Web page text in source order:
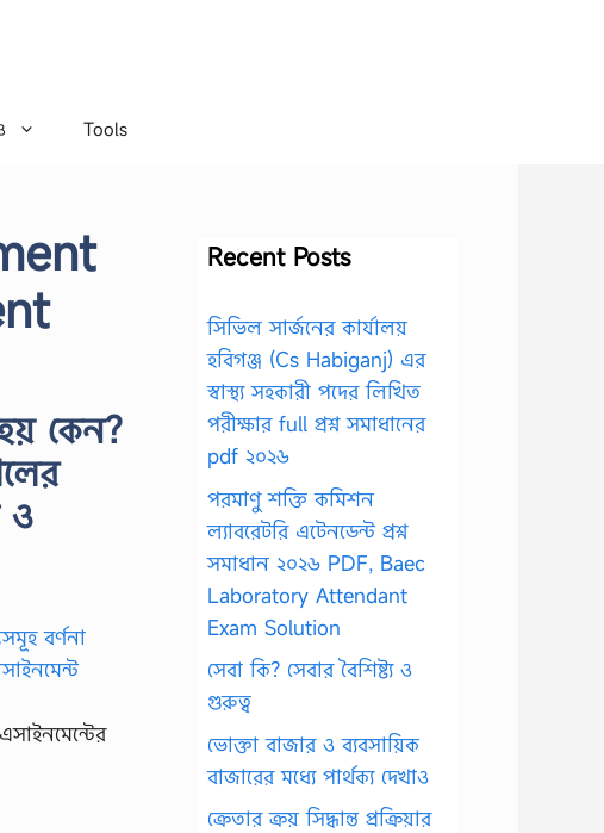
Tools
কেন?
ও
Recent Posts
সিভিল সার্জনের কার্যালয়
হবিগঞ্জ (Cs Habiganj) এর
স্বাস্থ্য সহকারী পদের লিখিত
পরীক্ষার full প্রশ্ন সমাধানের
pdf ২০২৬
পরমাণু শক্তি কমিশন
ল্যাবরেটরি এটেনডেন্ট প্রশ্ন
সমাধান ২০২৬ PDF, Baec
Laboratory Attendant
Exam Solution
সেবা কি? সেবার বৈশিষ্ট্য ও
গুরুত্ব
ভোক্তা বাজার ও ব্যবসায়িক
বাজারের মধ্যে পার্থক্য দেখাও
ক্রেতার ক্রয় সিদ্ধান্ত প্রক্রিয়ার